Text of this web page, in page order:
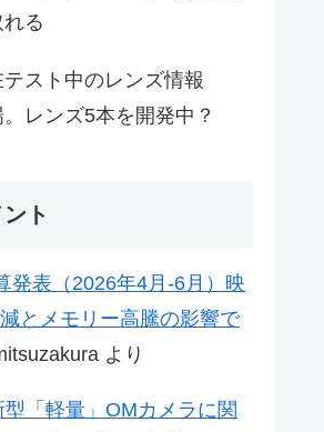
る
スト中のレンズ情報
。レンズ5本を開発中？
ト
発表（2026年4月-6月）映
とメモリー高騰の影響で
より
「軽量」OMカメラに関